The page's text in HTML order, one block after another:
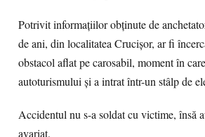
Potrivit informațiilor obținute de
de ani, din localitatea Crucișor, ar fi
obstacol aflat pe carosabil, moment în
autoturismului și a intrat într-un stâlp de
Accidentul nu s-a soldat cu victime, însă
avariat.